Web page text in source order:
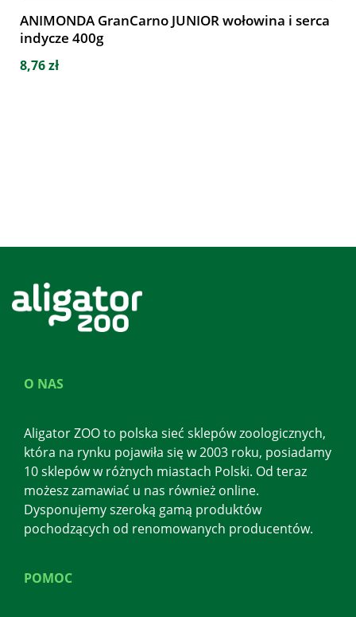
ANIMONDA GranCarno JUNIOR wołowina i serca
indycze 400g
8,76 zł
O NAS
Aligator ZOO to polska sieć sklepów zoologicznych,
która na rynku pojawiła się w 2003 roku, posiadamy
10 sklepów w różnych miastach Polski. Od teraz
możesz zamawiać u nas również online.
Dysponujemy szeroką gamą produktów
pochodzących od renomowanych producentów.
POMOC